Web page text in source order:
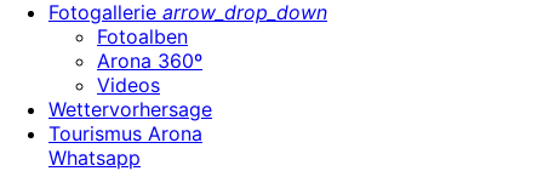
Fotogallerie arrow_drop_down
Fotoalben
Arona 360º
Videos
Wettervorhersage
Tourismus Arona
Whatsapp